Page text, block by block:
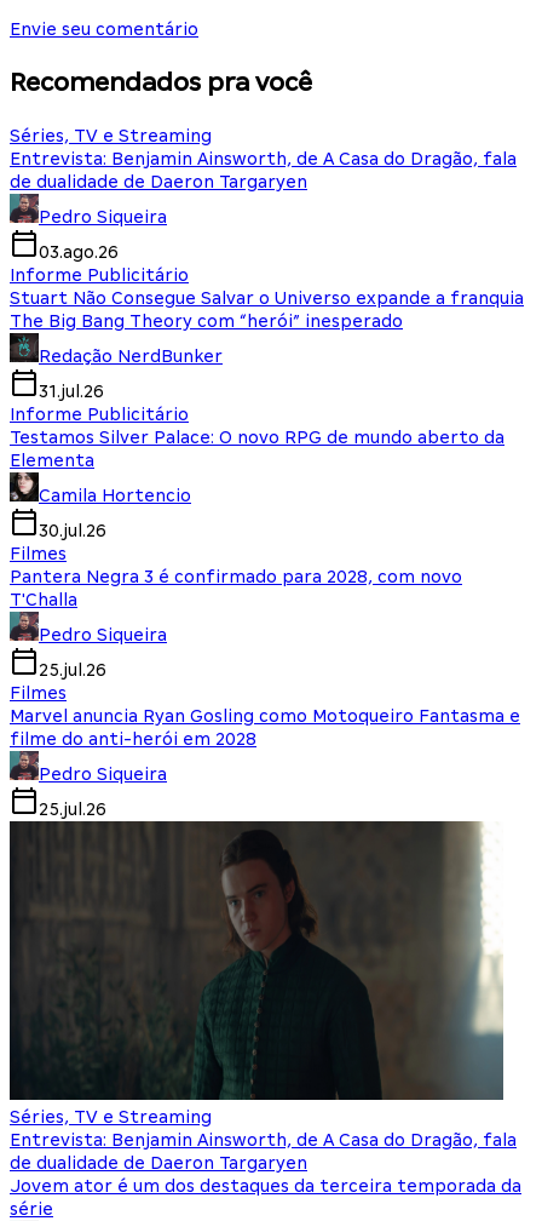
Envie seu comentário
Recomendados pra você
Séries, TV e Streaming
Entrevista: Benjamin Ainsworth, de A Casa do Dragão, fala
de dualidade de Daeron Targaryen
Pedro Siqueira
03.ago.26
Informe Publicitário
Stuart Não Consegue Salvar o Universo expande a franquia
The Big Bang Theory com “herói” inesperado
Redação NerdBunker
31.jul.26
Informe Publicitário
Testamos Silver Palace: O novo RPG de mundo aberto da
Elementa
Camila Hortencio
30.jul.26
Filmes
Pantera Negra 3 é confirmado para 2028, com novo
T'Challa
Pedro Siqueira
25.jul.26
Filmes
Marvel anuncia Ryan Gosling como Motoqueiro Fantasma e
filme do anti-herói em 2028
Pedro Siqueira
25.jul.26
Séries, TV e Streaming
Entrevista: Benjamin Ainsworth, de A Casa do Dragão, fala
de dualidade de Daeron Targaryen
Jovem ator é um dos destaques da terceira temporada da
série